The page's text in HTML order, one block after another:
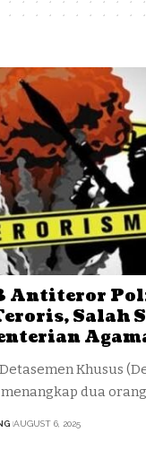
Antiteror
Salah
Khusus
dua
AUGUST 6, 2025